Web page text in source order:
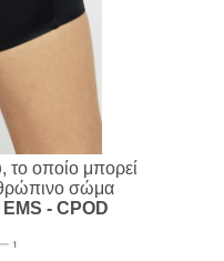
το οποίο μπορεί
σώμα
- CPOD